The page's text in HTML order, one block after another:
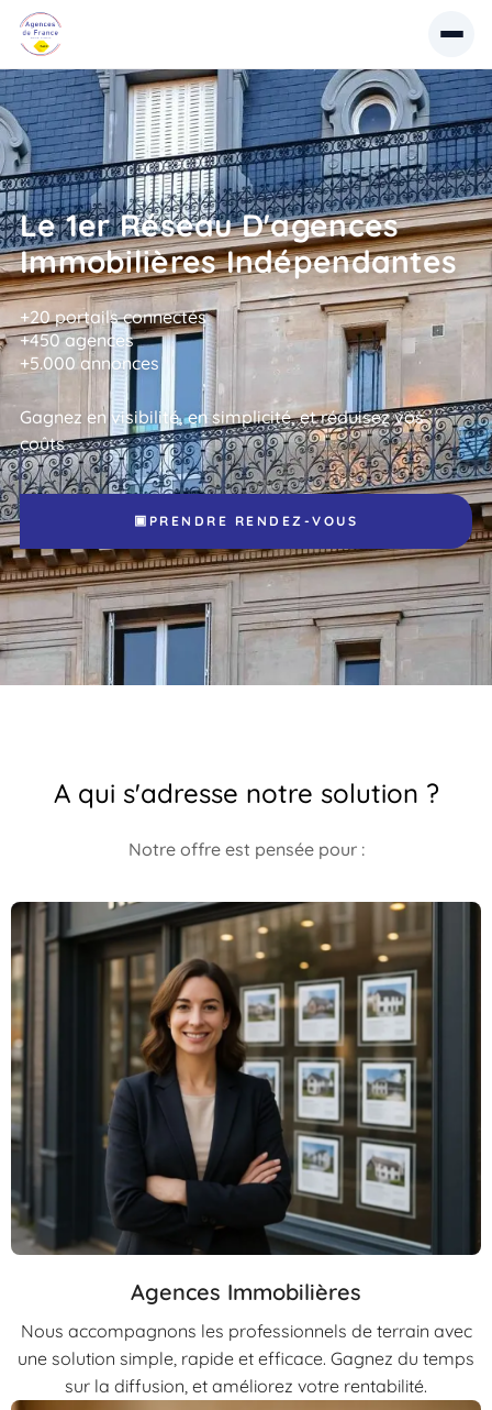
Le 1er Réseau D'agences
Immobilières Indépendantes
+20 portails connectés
+450 agences
+5.000 annonces
Gagnez en visibilité, en simplicité, et réduisez vos
coûts
▣ PRENDRE RENDEZ-VOUS
A qui s'adresse notre solution ?
Notre offre est pensée pour :
Agences Immobilières
Nous accompagnons les professionnels de terrain avec
une solution simple, rapide et efficace. Gagnez du temps
sur la diffusion, et améliorez votre rentabilité.